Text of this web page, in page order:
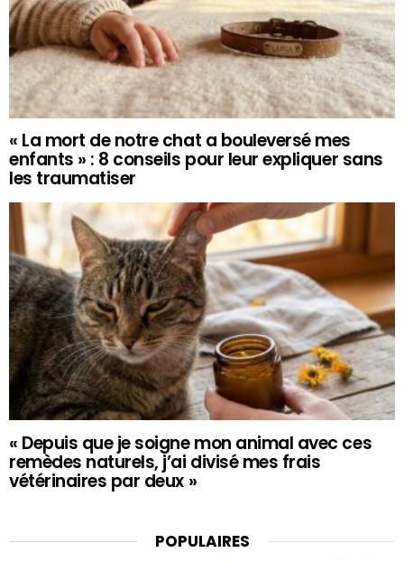
« La mort de notre chat a bouleversé mes
enfants » : 8 conseils pour leur expliquer sans
les traumatiser
« Depuis que je soigne mon animal avec ces
remèdes naturels, j’ai divisé mes frais
vétérinaires par deux »
POPULAIRES